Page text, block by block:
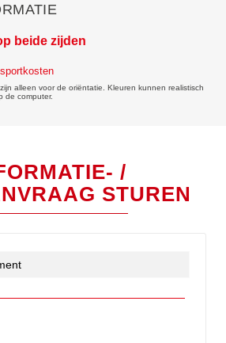
beide zijden
alleen voor de oriëntatie. Kleuren kunnen realistisch
de computer.
/
STUREN